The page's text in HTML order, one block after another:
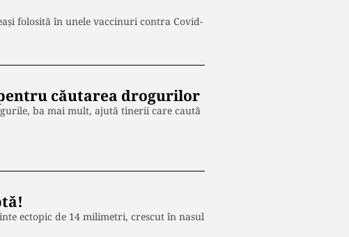
folosită în unele vaccinuri contra Covid-
căutarea drogurilor
ba mai mult, ajută tinerii care caută
ectopic de 14 milimetri, crescut în nasul